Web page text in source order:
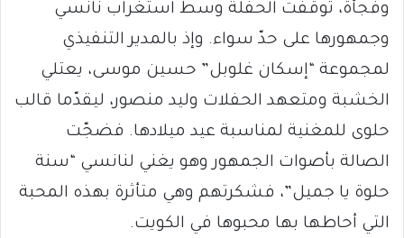
وفجأة، توقفت الحفلة وسط استغراب نانسي
وجمهورها على حدّ سواء. وإذ بالمدير التنفيذي
لمجموعة “إسكان غلوبل” حسين موسى، يعتلي
الخشبة ومتعهد الحفلات وليد منصور، ليقدّما قالب
حلوى للمغنية لمناسبة عيد ميلادها. فضجّت
الصالة بأصوات الجمهور وهو يغني لنانسي “سنة
حلوة يا جميل”، فشكرتهم وهي متأثرة بهذه المحبة
التي أحاطها بها محبوها في الكويت.